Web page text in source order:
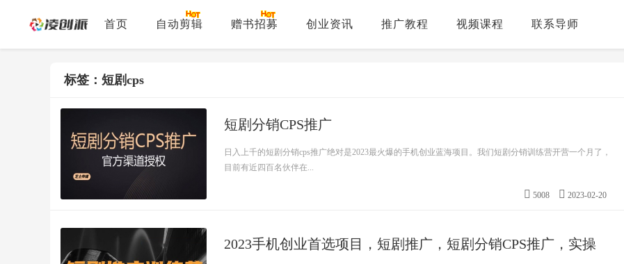
首页 自动剪辑 赠书招募 创业资讯 推广教程 视频课程 联系导师
标签：短剧cps
短剧分销CPS推广
日入上千的短剧分销cps推广绝对是2023最火爆的手机创业蓝海项目。我们短剧分销训练营开营一个月了，
目前有近四百名伙伴在...
5008 2023-02-20
2023手机创业首选项目，短剧推广，短剧分销CPS推广，实操